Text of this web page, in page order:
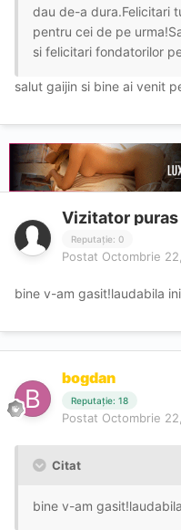
dau de-a dura.Felicitari
pentru cei de pe
si felicitari fondatorilor
salut gaijin si bine ai venit
Vizitator puras
Reputație: 0
Postat Octombrie
bine v-am gasit!laudabila
bogdan
Reputație: 18
Postat Octombrie
Citat
bine v-am